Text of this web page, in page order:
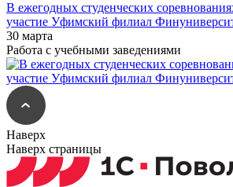
В ежегодных студенческих
участие Уфимский филиал
30 марта
Работа с учебными заведениями
Наверх
Наверх страницы